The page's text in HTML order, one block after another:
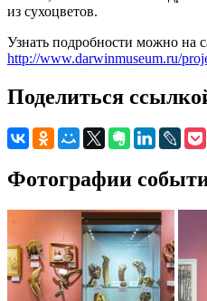
из сухоцветов.
Узнать подробности можно на
http://www.darwinmuseum.ru/
Поделиться
Фотографии